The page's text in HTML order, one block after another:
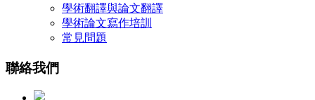
學術翻譯與論文翻譯
學術論文寫作培訓
常見問題
聯絡我們